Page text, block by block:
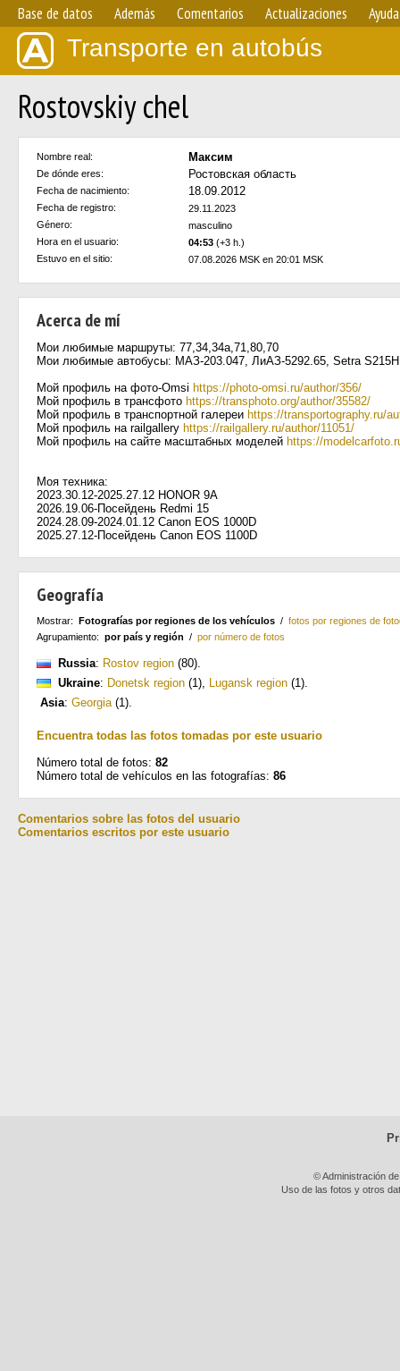
Base de datos Además Comentarios Actualizaciones Ayuda
Transporte en autobús
Rostovskiy chel
Nombre real: Максим
De dónde eres: Ростовская область
Fecha de nacimiento: 18.09.2012
Fecha de registro:
29.11.2023
Género:
masculino
Hora en el usuario:
04:53 (+3 h.)
Estuvo en el sitio:
07.08.2026 MSK en 20:01 MSK
Acerca de mí
Мои любимые маршруты: 77,34,34а,71,80,70
Мои любимые автобусы: МАЗ-203.047, ЛиАЗ-5292.65, Setra
Мой профиль на фото-Omsi https://photo-omsi.ru/author/356/
Мой профиль в трансфото https://transphoto.org/author/35582/
Мой профиль в транспортной галереи https://transportography.ru/
Мой профиль на railgallery https://railgallery.ru/author/11051/
Мой профиль на сайте масштабных моделей https://
Моя техника:
2023.30.12-2025.27.12 HONOR 9A
2026.19.06-Посейдень Redmi 15
2024.28.09-2024.01.12 Canon EOS 1000D
2025.27.12-Посейдень Canon EOS 1100D
Geografía
Mostrar: Fotografías por regiones de los vehículos / fotos por regiones de
Agrupamiento: por país y región / por número de fotos
Russia: Rostov region (80).
Ukraine: Donetsk region (1), Lugansk region (1).
Asia: Georgia(1).
Encuentra todas las fotos tomadas por este usuario
Número total de fotos: 82
Número total de vehículos en las fotografías: 86
Comentarios sobre las fotos del usuario
Comentarios escritos por este usuario
© Administración
Uso de las fotos y otros